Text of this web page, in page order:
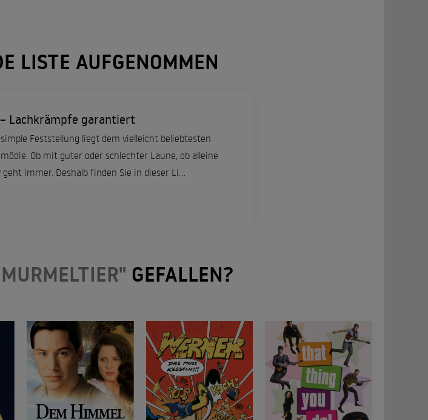
LISTE AUFGENOMMEN
Lachkrämpfe garantiert
Feststellung liegt dem vielleicht beliebtesten
Ob mit guter oder schlechter Laune, ob alleine
immer. Deshalb finden Sie in dieser Li...
GEFALLEN?